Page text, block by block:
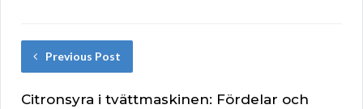
Previous Post
Citronsyra i tvättmaskinen: Fördelar och